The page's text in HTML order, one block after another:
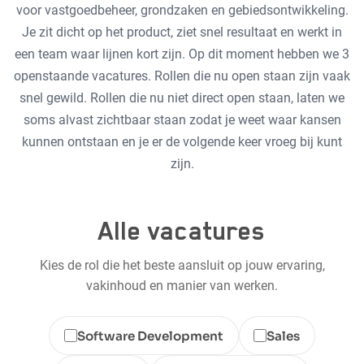
Traineeships
WERKEN IN DRONTEN
Ons kantoor
Bereikbaarheid
Reizen vanaf station Dronten
voor vastgoedbeheer, grondzaken en gebiedsontwikkeling.
Je zit dicht op het product, ziet snel resultaat en werkt in
een team waar lijnen kort zijn. Op dit moment hebben we 3
openstaande vacatures. Rollen die nu open staan zijn vaak
snel gewild. Rollen die nu niet direct open staan, laten we
soms alvast zichtbaar staan zodat je weet waar kansen
kunnen ontstaan en je er de volgende keer vroeg bij kunt
zijn.
Alle vacatures
Kies de rol die het beste aansluit op jouw ervaring,
vakinhoud en manier van werken.
Software Development Sales